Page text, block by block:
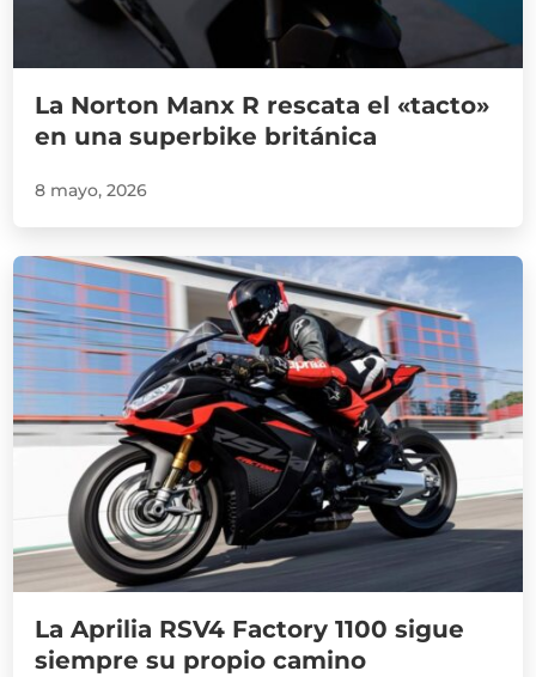
La Norton Manx R rescata el «tacto»
en una superbike británica
8 mayo, 2026
La Aprilia RSV4 Factory 1100 sigue
siempre su propio camino